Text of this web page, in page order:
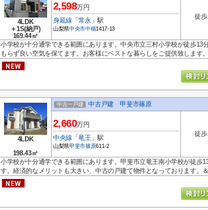
4LDK
＋1S(納戸)
169.44㎡
2,598万円
身延線 「常永 」駅
山梨県中央市中楯1417-13
徒
小学校が十分通学できる範囲にあります。中央市立三村小学校が徒歩13
もらず良い空気を保てます。お客様にベストな暮らしをご提供致します
4LDK
198.43㎡
中古一戸建 中古戸建 甲斐市篠原
2,660万円
中央線 「竜王 」駅
山梨県甲斐市篠原611-2
徒
小学校が十分通学できる範囲にあります。甲斐市立竜王南小学校が徒歩
す。経済的なメリットも大きい、中古の戸建て物件となっております。